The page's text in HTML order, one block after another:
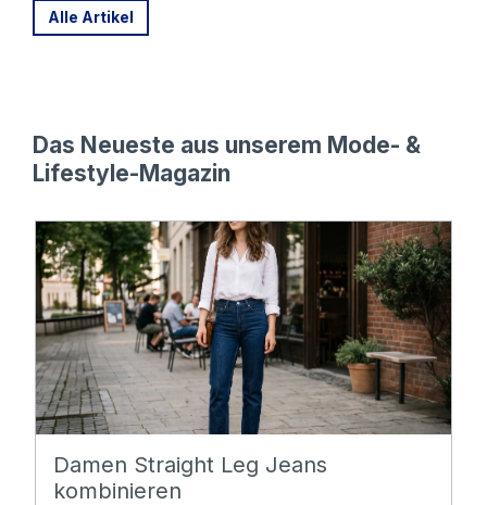
Alle Artikel
Das Neueste aus unserem Mode- &
Lifestyle-Magazin
Damen Straight Leg Jeans
kombinieren